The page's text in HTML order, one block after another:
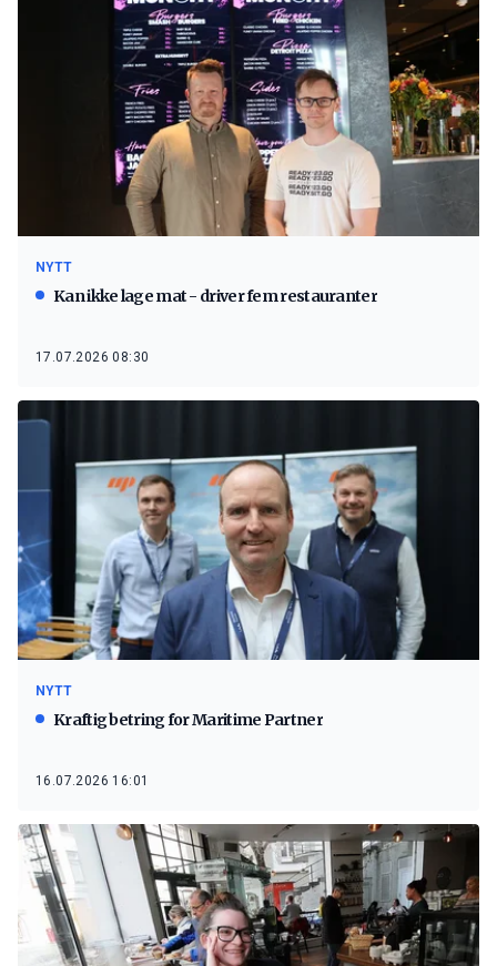
NYTT
Kan ikke lage mat - driver fem restauranter
17.07.2026 08:30
NYTT
Kraftig betring for Maritime Partner
16.07.2026 16:01